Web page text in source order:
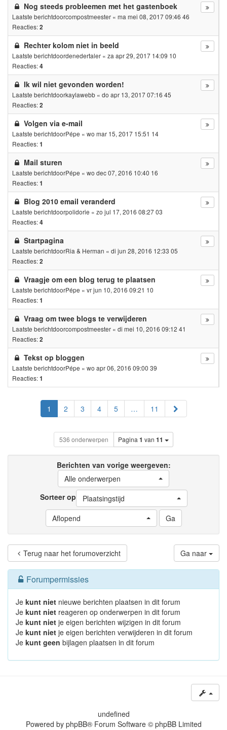
Nog steeds probleemen met het gastenboek
Laatste berichtdoorcompostmeester « ma mei 08, 2017 09:46 46
Reacties:2
Rechter kolom niet in beeld
Laatste berichtdoordenedertaler « za apr 29, 2017 14:09 10
Reacties:4
Ik wil niet gevonden worden!
Laatste berichtdoorkaylawebb « do apr 13, 2017 07:16 45
Reacties:2
Volgen via e-mail
Laatste berichtdoorPépe « wo mar 15, 2017 15:51 14
Reacties:1
Mail sturen
Laatste berichtdoorPépe « wo dec 07, 2016 10:40 16
Reacties:1
Blog 2010 email veranderd
Laatste berichtdoorpolidorie « zo jul 17, 2016 08:27 03
Reacties:4
Startpagina
Laatste berichtdoorRia & Herman « di jun 28, 2016 12:33 05
Reacties:2
Vraagje om een blog terug te plaatsen
Laatste berichtdoorPépe « vr jun 10, 2016 09:21 10
Reacties:1
Vraag om twee blogs te verwijderen
Laatste berichtdoorcompostmeester « di mei 10, 2016 09:12 41
Reacties:2
Tekst op bloggen
Laatste berichtdoorPépe « wo apr 06, 2016 09:00 39
Reacties:1
1 2 3 4 5 … 11 Volgende
536 onderwerpen Pagina 1 van 11
Berichten van vorige weergeven:
Alle onderwerpen
Sorteer op
Plaatsingstijd
Aflopend
Terug naar het forumoverzicht Ga naar
Forumpermissies
Je kunt niet nieuwe berichten plaatsen in dit forum
Je kunt niet reageren op onderwerpen in dit forum
Je kunt niet je eigen berichten wijzigen in dit forum
Je kunt niet je eigen berichten verwijderen in dit forum
Je kunt geen bijlagen plaatsen in dit forum
undefined
Powered by phpBB® Forum Software © phpBB Limited